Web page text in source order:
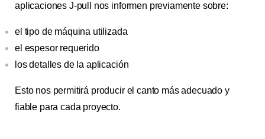
aplicaciones J-pull nos informen previamente sobre:
el tipo de máquina utilizada
el espesor requerido
los detalles de la aplicación
Esto nos permitirá producir el canto más adecuado y
fiable para cada proyecto.